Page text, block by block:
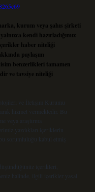
kurum veya şahıs şirketi
kendi hazırladığımız
haber niteliği
paylaşım
benzerlikleri tamamen
ve tavsiye niteliği
ve İletişim Kurumu
hizmet vermektedir. Bu
veya araştırma
yazdıkları içeriklerin
sorumluluğu kabul etmiş
içerikleri,
halinde, ilgili içerikler yasal